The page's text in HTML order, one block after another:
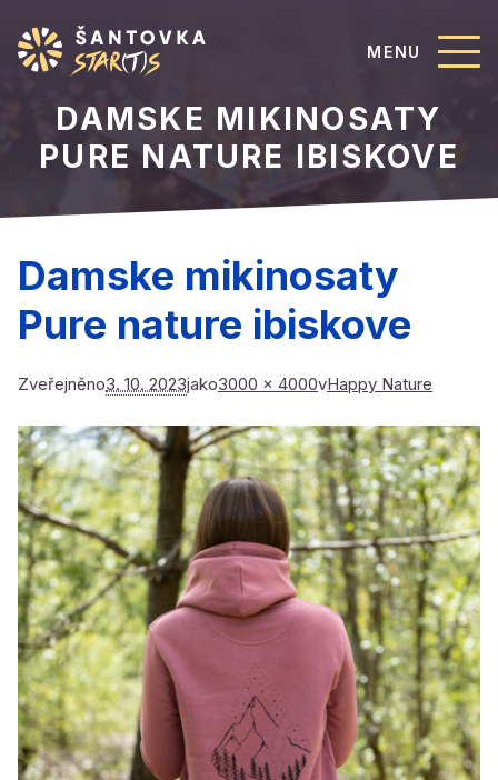
MENU
DAMSKE MIKINOSATY
PURE NATURE IBISKOVE
Damske mikinosaty
Pure nature ibiskove
Zveřejněno3. 10. 2023jako3000 × 4000vHappy Nature